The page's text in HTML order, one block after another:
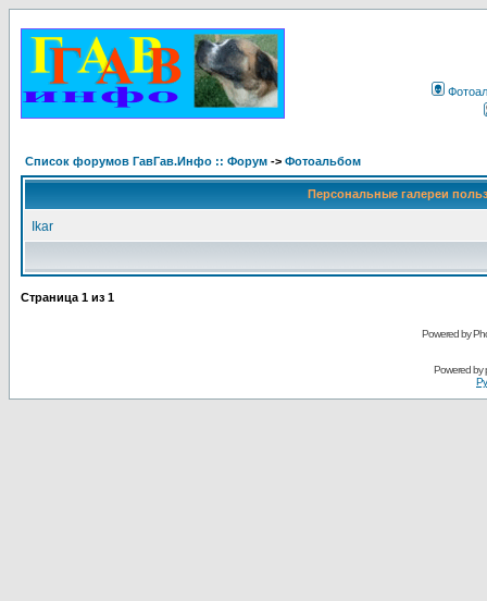
Список форумов ГавГав.Инфо :: Форум -> Фотоальбом
Персональные галереи
Ikar
Страница 1 из 1
Powered by
Powered by